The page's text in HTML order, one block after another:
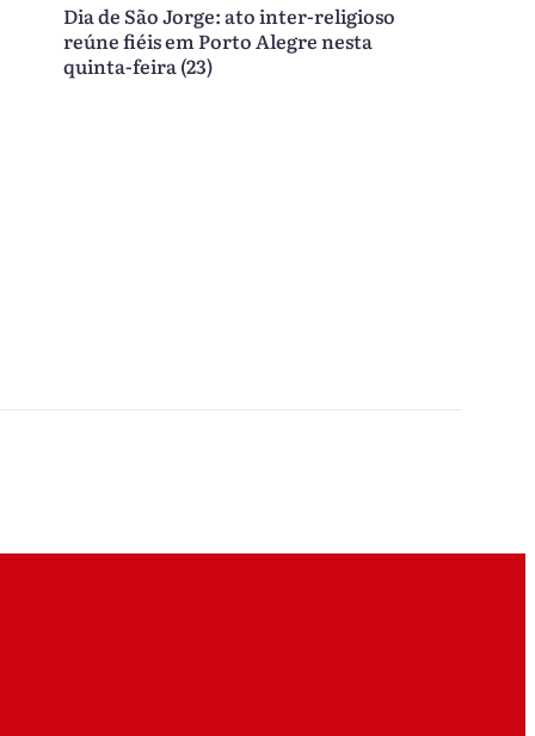
Dia de São Jorge: ato inter-religioso
reúne fiéis em Porto Alegre nesta
quinta-feira (23)